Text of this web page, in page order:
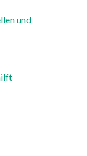
und